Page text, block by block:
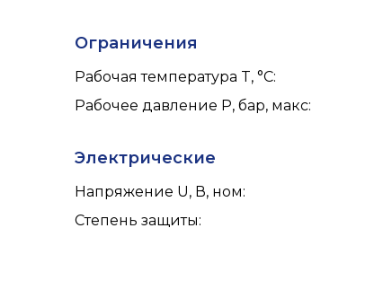
Ограничения
Рабочая температура T, °C:
Рабочее давление P, бар, макс:
Электрические
Напряжение U, В, ном:
Степень защиты: